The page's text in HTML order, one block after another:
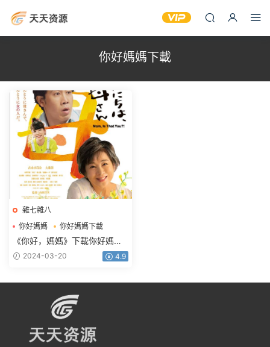
你好媽媽下載
雜七雜八
你好媽媽
你好媽媽下載
你好媽媽百度網盤
《你好，媽媽》下載你好媽媽
百度網盤BD日語中字2.47GB
2024-03-20 4.9